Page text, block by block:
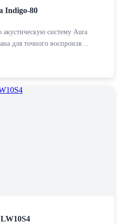
Indigo-80
акустическую систему Aura
для точного воспроизв…